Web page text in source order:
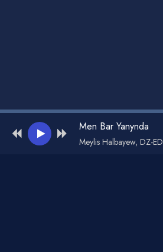
Men Bar Yanynda
Meylis Halbayew, DZ-ED